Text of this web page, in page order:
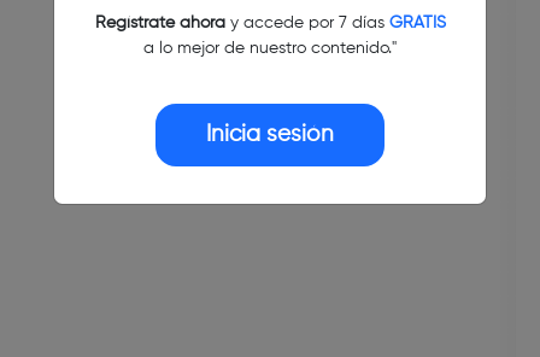
Regístrate ahoray accede por 7 días GRATIS
a lo mejor de nuestro contenido."
Inicia sesión